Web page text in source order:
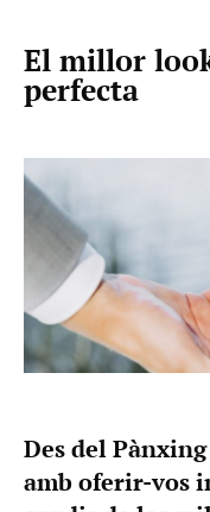
El millor
perfecta
Des del
amb oferir-vos